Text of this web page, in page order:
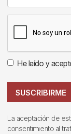
He leído y
SUSCRIBIRME
La aceptación de
consentimiento al